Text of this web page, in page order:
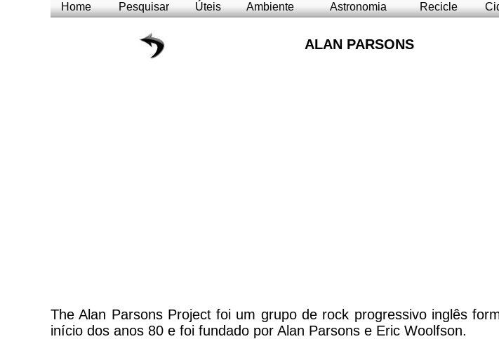
Home
Pesquisar Úteis Ambiente Astronomia Recicle
ALAN PARSONS
The Alan Parsons Project foi um grupo de rock progressivo inglês
início dos anos 80 e foi fundado por Alan Parsons e Eric Woolfson.